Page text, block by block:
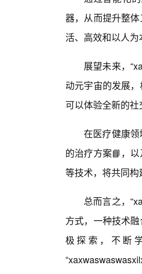
器，从而提升整
活、高效和以人为
展望未来，
动元宇宙的发展
可以体验全新的
在医疗健康
的治疗方案📘，
等技术，将共同
总而言之，
方式，一种技术
极探索，不断